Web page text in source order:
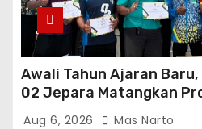
Awali Tahun Ajaran Baru,
02 Jepara Matangkan
Asesmen Gasal
Aug 6, 2026 Mas Narto